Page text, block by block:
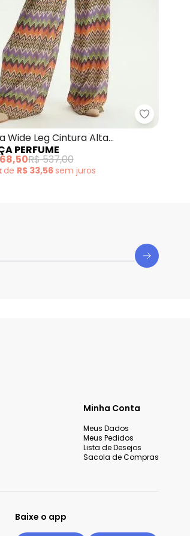
- Calça Jeans Boot Cut AzulLança
Wide Leg Cintura Alta
PERFUME
R$ 537,00
de R$ 33,56sem juros
Minha Conta
Meus Dados
Meus Pedidos
Lista de Desejos
Sacola de Compras
Baixe o app